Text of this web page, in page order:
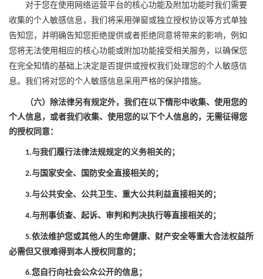
对于您在使用 网络运营平台的核心功能及附加功能时我们需要
收集的个人敏感信息，我们将采用弹窗或独立授权协议等方式单独
告知您，并明确告知您拒绝提供或者拒绝同意将带来的影响，例如
您将无法使用相应的核心功能或附加功能接受相关服务，以确保您
在完全知情的基础上决定是否提供或授权我们 处理您的个人敏感信
息。我们将对您的个人敏感信息采用严格的保护措施。
（六）除法律另有规定外，我们在以下情形中收集、使用您的
个人信息，或者我们收集、使用您的以下个人信息的，无需征得您
的授权同意：
1.与我们履行法律法规规定的义务相关的；
2.与国家安全、国防安全直接相关的；
3.与公共安全、公共卫生、重大公共利益直接相关的；
4.与刑事侦查、起诉、审判和判决执行等直接相关的；
5.依法维护您或其他人的生命健康、财产安全等重大合法权益所
必需但又很难得到本人授权同意的；
6.您自行向社会公众公开的信息；